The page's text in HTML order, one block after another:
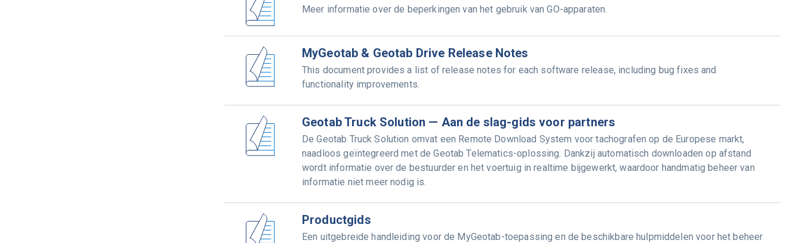
Meer informatie over de beperkingen van het gebruik van GO-apparaten.
MyGeotab & Geotab Drive Release Notes
This document provides a list of release notes for each software release, including bug fixes and
functionality improvements.
Geotab Truck Solution — Aan de slag-gids voor partners
De Geotab Truck Solution omvat een Remote Download System voor tachografen op de Europese markt,
naadloos geïntegreerd met de Geotab Telematics-oplossing. Dankzij automatisch downloaden op afstand
wordt informatie over de bestuurder en het voertuig in realtime bijgewerkt, waardoor handmatig beheer van
informatie niet meer nodig is.
Productgids
Een uitgebreide handleiding voor de MyGeotab-toepassing en de beschikbare hulpmiddelen voor het beheer